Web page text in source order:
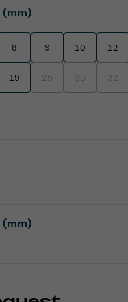
8 9 10 12
is currently unavailable.)
19 25(This option is currently
30(This option
32
unavailable.)
(mm)